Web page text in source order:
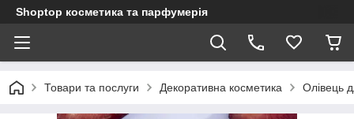
Shoptop косметика та парфумерія
Товари та послуги Декоративна косметика Олівець